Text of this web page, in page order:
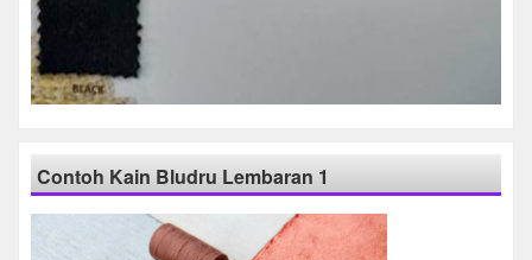
Contoh Kain Bludru Lembaran 1